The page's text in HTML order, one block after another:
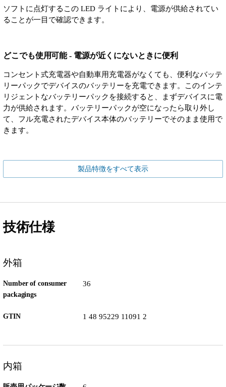
ソフトに点灯するこの LED ライトにより、電源が供給されてい
ることが一目で確認できます。
どこでも使用可能 - 電源が近くにないときに便利
コンセント式充電器や自動車用充電器がなくても、便利なバッテ
リーパックでデバイスのバッテリーを充電できます。このインテ
リジェントなバッテリーパックを接続すると、まずデバイスに電
力が供給されます。バッテリーパックが空になったら取り外し
て、フル充電されたデバイス本体のバッテリーでそのまま使用で
きます。
製品特徴をすべて表示
技術仕様
外箱
Number of consumer
packagings
36
GTIN 1 48 95229 11091 2
内箱